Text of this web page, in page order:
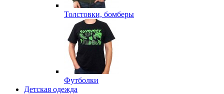
Толстовки, бомберы
Футболки
Детская одежда